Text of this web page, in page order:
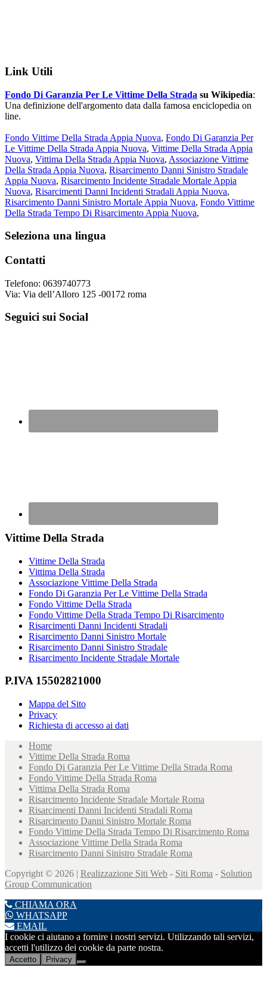
Link Utili
Fondo Di Garanzia Per Le Vittime Della Strada su Wikipedia:
Una definizione dell'argomento data dalla famosa enciclopedia on
line.
Fondo Vittime Della Strada Appia Nuova, Fondo Di Garanzia Per
Le Vittime Della Strada Appia Nuova, Vittime Della Strada Appia
Nuova, Vittima Della Strada Appia Nuova, Associazione Vittime
Della Strada Appia Nuova, Risarcimento Danni Sinistro Stradale
Appia Nuova, Risarcimento Incidente Stradale Mortale Appia
Nuova, Risarcimenti Danni Incidenti Stradali Appia Nuova,
Risarcimento Danni Sinistro Mortale Appia Nuova, Fondo Vittime
Della Strada Tempo Di Risarcimento Appia Nuova,
Footer
Seleziona una lingua
Contatti
Telefono: 0639740773
Via: Via dell’Alloro 125 -00172 roma
Seguici sui Social
Vittime Della Strada
Vittime Della Strada
Vittima Della Strada
Associazione Vittime Della Strada
Fondo Di Garanzia Per Le Vittime Della Strada
Fondo Vittime Della Strada
Fondo Vittime Della Strada Tempo Di Risarcimento
Risarcimenti Danni Incidenti Stradali
Risarcimento Danni Sinistro Mortale
Risarcimento Danni Sinistro Stradale
Risarcimento Incidente Stradale Mortale
P.IVA 15502821000
Mappa del Sito
Privacy
Richiesta di accesso ai dati
Home
Vittime Della Strada Roma
Fondo Di Garanzia Per Le Vittime Della Strada Roma
Fondo Vittime Della Strada Roma
Vittima Della Strada Roma
Risarcimento Incidente Stradale Mortale Roma
Risarcimenti Danni Incidenti Stradali Roma
Risarcimento Danni Sinistro Mortale Roma
Fondo Vittime Della Strada Tempo Di Risarcimento Roma
Associazione Vittime Della Strada Roma
Risarcimento Danni Sinistro Stradale Roma
Copyright © 2026 | Realizzazione Siti Web - Siti Roma - Solution
Group Communication
CHIAMA ORA
WHATSAPP
EMAIL
I cookie ci aiutano a fornire i nostri servizi. Utilizzando tali servizi,
accetti l'utilizzo dei cookie da parte nostra.
Accetto Privacy